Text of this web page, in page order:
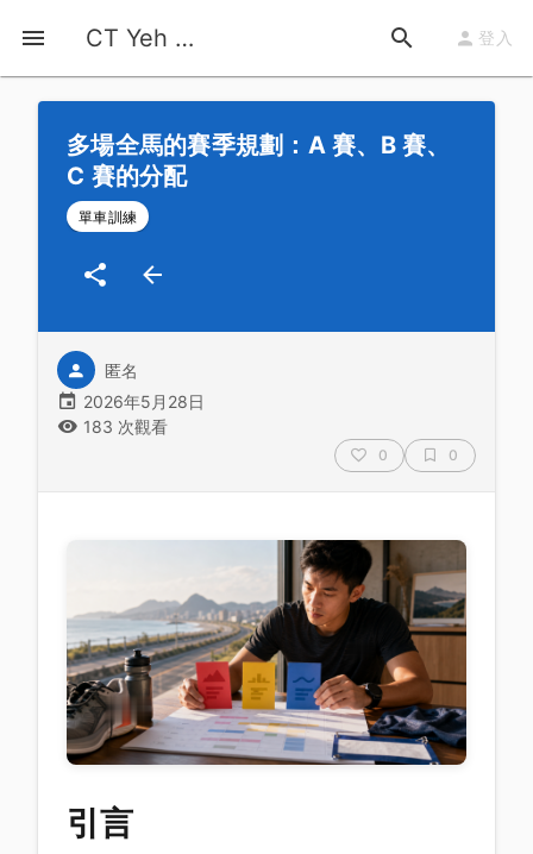
CT Yeh 公路車基地 登入
首頁 運動知識
多場全馬的賽季規劃：A 賽、B 賽、
C 賽的分配
單車訓練
匿名
2026年5月28日
183 次觀看
0 0
引言